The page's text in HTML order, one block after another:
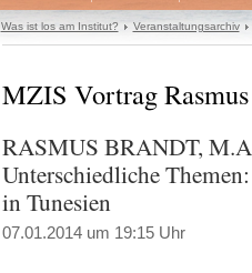
Was ist los am Institut? Veranstaltungsarchiv
MZIS Vortrag
RASMUS BRANDT,
Unterschiedliche
in Tunesien
07.01.2014 um 19:15 Uhr